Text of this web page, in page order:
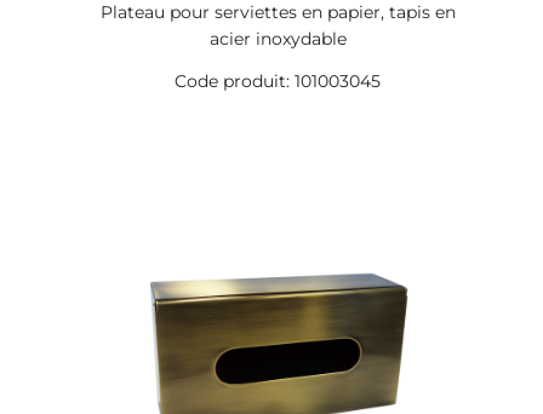
Plateau pour serviettes en papier, tapis en
acier inoxydable
Code produit: 101003045